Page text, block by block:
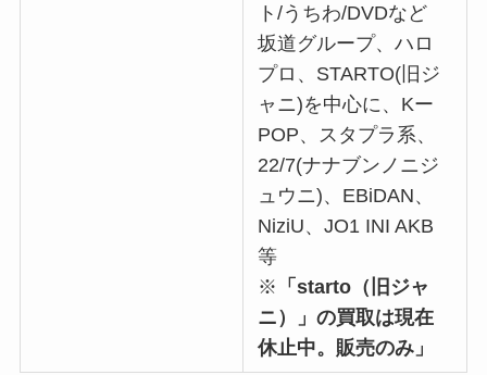
ト/うちわ/DVDなど
坂道グループ、ハロ
プロ、STARTO(旧ジ
ャニ)を中心に、Kー
POP、スタプラ系、
22/7(ナナブンノニジ
ュウニ)、EBiDAN、
NiziU、JO1 INI AKB
等
※ 「starto（旧ジャ
ニ）」の買取は現在
休止中。販売のみ」